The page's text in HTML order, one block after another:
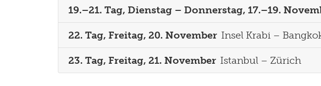
19.–21. Tag, Dienstag – Donnerstag, 17.–19.
22. Tag, Freitag, 20. November Insel Krabi –
23. Tag, Freitag, 21. November Istanbul – Zürich